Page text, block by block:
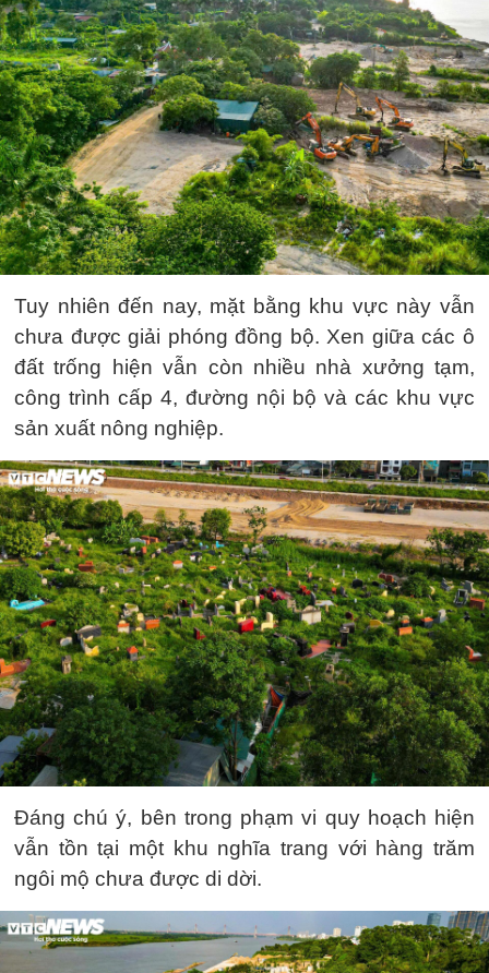
Tuy nhiên đến nay, mặt bằng khu vực này vẫn
chưa được giải phóng đồng bộ. Xen giữa các ô
đất trống hiện vẫn còn nhiều nhà xưởng tạm,
công trình cấp 4, đường nội bộ và các khu vực
sản xuất nông nghiệp.
Đáng chú ý, bên trong phạm vi quy hoạch hiện
vẫn tồn tại một khu nghĩa trang với hàng trăm
ngôi mộ chưa được di dời.